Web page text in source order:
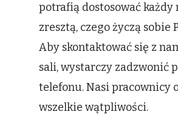
potrafią dostosować
zresztą, czego życzą sobie
Aby skontaktować się z
sali, wystarczy zadzwonić
telefonu. Nasi pracownicy
wszelkie wątpliwości.